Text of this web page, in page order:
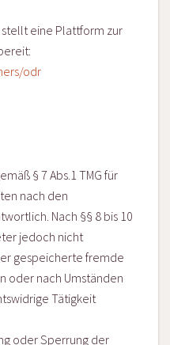
stellt eine Plattform zur
odr
§ 7 Abs.1 TMG für
nach den
Nach §§ 8 bis 10
jedoch nicht
gespeicherte fremde
oder nach Umständen
Tätigkeit
oder Sperrung der